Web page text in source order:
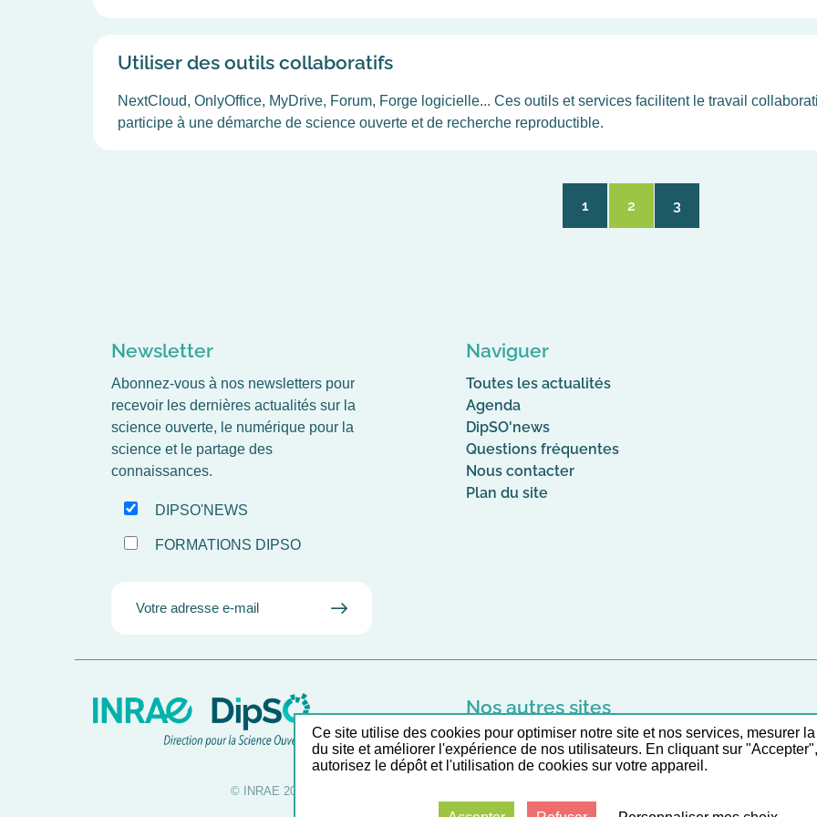
Utiliser des outils collaboratifs
NextCloud, OnlyOffice, MyDrive, Forum, Forge logicielle... Ces outils et services facilitent le travail
participe à une démarche de science ouverte et de recherche reproductible.
Page
1
Page
2
Page
3
Newsletter
Abonnez-vous à nos newsletters pour
recevoir les dernières actualités sur la
science ouverte, le numérique pour la
science et le partage des
connaissances.
DIPSO'NEWS
FORMATIONS DIPSO
VALIDE
Naviguer
Toutes les actualités
Agenda
DipSO'news
Questions fréquentes
Nous contacter
Plan du site
Nos autres sites
Liste et accès direct à nos outils en ligne
© INRAE 2026
Ce site utilise des cookies pour optimiser notre site et nos services, mesurer
du site et améliorer l'expérience de nos utilisateurs. En cliquant sur
autorisez le dépôt et l'utilisation de cookies sur votre appareil.